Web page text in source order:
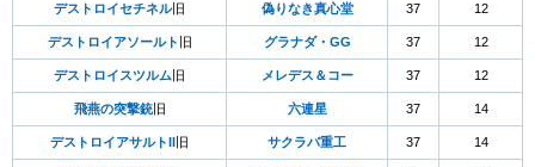
デストロイセチネル旧 偽りなき真心堂 37 12
デストロイアソールト 旧 グラナダ・GG 37 12
デストロイスツルム 旧 メレデス＆コー 37 12
飛燕の突撃銃旧 六連星 37 14
デストロイアサルトII 旧 サクラバ重工 37 14